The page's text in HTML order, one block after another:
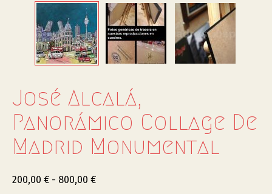
José Alcalá,
Panorámico Collage De
Madrid Monumental
200,00 € - 800,00 €